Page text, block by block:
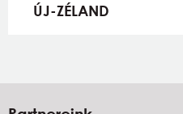
ÚJ-ZÉLAND